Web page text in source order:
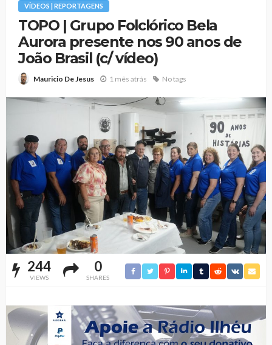
VÍDEOS | REPORTAGENS
TOPO | Grupo Folclórico Bela
Aurora presente nos 90 anos de
João Brasil (c/ vídeo)
Mauricio De Jesus 1 mês atrás No tags
244
VIEWS
0
SHARES